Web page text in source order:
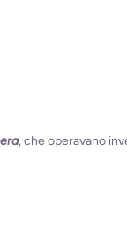
, che operavano